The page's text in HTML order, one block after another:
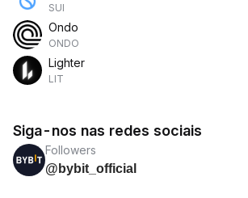
SUI
Ondo
ONDO
Lighter
LIT
Siga-nos nas redes sociais
Followers
@bybit_official